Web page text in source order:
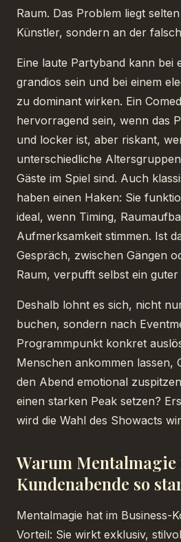
Raum. Das Problem liegt
Künstler, sondern an der
Eine laute Partyband kann bei
grandios sein und bei einem
zu dominant wirken. Ein
hervorragend sein, wenn das
und locker ist, aber riskant,
unterschiedliche
Gäste im Spiel sind. Auch
haben einen Haken: Sie
ideal, wenn Timing,
Aufmerksamkeit stimmen. Ist
Gespräch, zwischen Gängen
Raum, verpufft selbst ein guter
Deshalb lohnt es sich, nicht
buchen, sondern nach
Programmpunkt konkret
Menschen ankommen lassen,
den Abend emotional
einen starken Peak setzen?
wird die Wahl des Showacts
Warum
Kundenabende so
Mentalmagie hat im Business-
Vorteil: Sie wirkt exklusiv,